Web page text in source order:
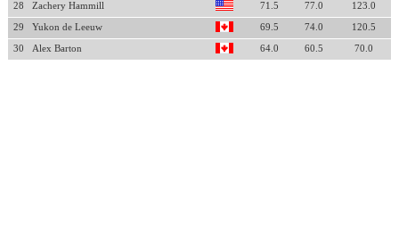
28 Zachery Hammill 71.5 77.0 123.0
29 Yukon de Leeuw 69.5 74.0 120.5
30 Alex Barton 64.0 60.5 70.0